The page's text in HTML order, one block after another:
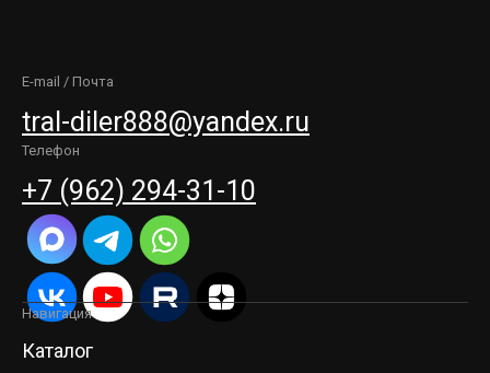
E-mail / Почта
tral-diler888@yandex.ru
Телефон
+7 (962) 294-31-10
Навигация
Каталог